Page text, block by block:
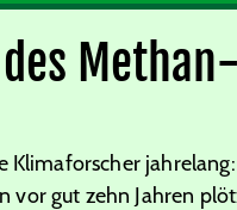
Klimaforscher
vor gut zehn Jahren